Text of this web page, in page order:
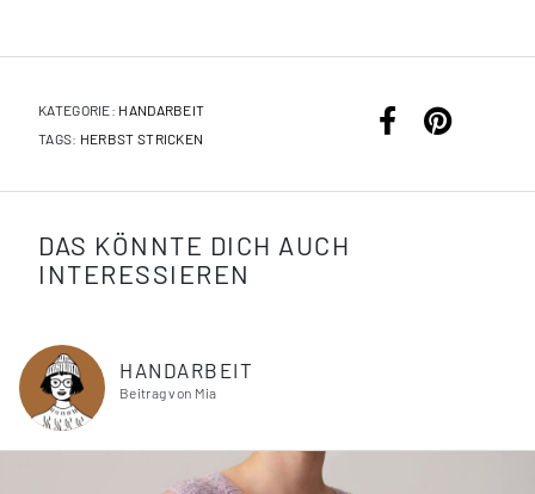
KATEGORIE: HANDARBEIT
TAGS: HERBST STRICKEN
DAS KÖNNTE DICH AUCH
INTERESSIEREN
HANDARBEIT
Beitrag von Mia